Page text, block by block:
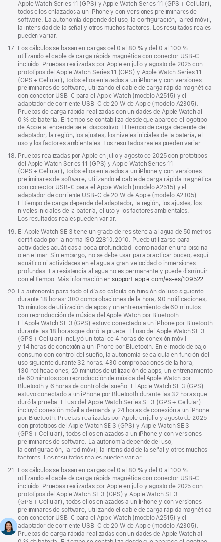
Apple Watch Series 11 (GPS) y Apple Watch Series 11 (GPS + Cellular),
todos ellos enlazados a un iPhone y con versiones preliminares de
software. La autonomía depende del uso, la configuración, la red móvil,
la intensidad de la señal y otros muchos factores. Los resultados reales
pueden variar.
Nota
página
17. Los cálculos se basan en cargas del 0 al 80 % y del 0 al 100 %
utilizando el cable de carga rápida magnética con conector USB‑C
incluido. Pruebas realizadas por Apple en julio y agosto de 2025 con
prototipos del Apple Watch Series 11 (GPS) y Apple Watch Series 11
(GPS + Cellular), todos ellos enlazados a un iPhone y con versiones
preliminares de software, utilizando el cable de carga rápida magnética
con conector USB‑C para el Apple Watch (modelo A2515) y el
adaptador de corriente USB‑C de 20 W de Apple (modelo A2305).
Pruebas de carga rápida realizadas con unidades de Apple Watch al
0 % de batería. El tiempo se contabiliza desde que aparece el logotipo
de Apple al encenderse el dispositivo. El tiempo de carga depende del
adaptador, la región, los ajustes, los niveles iniciales de la batería, el
uso y los factores ambientales. Los resultados reales pueden variar.
Nota
página
18. Pruebas realizadas por Apple en julio y agosto de 2025 con prototipos
del Apple Watch Series 11 (GPS) y Apple Watch Series 11
(GPS + Cellular), todos ellos enlazados a un iPhone y con versiones
preliminares de software, utilizando el cable de carga rápida magnética
con conector USB‑C para el Apple Watch (modelo A2515) y el
adaptador de corriente USB‑C de 20 W de Apple (modelo A2305).
El tiempo de carga depende del adaptador, la región, los ajustes, los
niveles iniciales de la batería, el uso y los factores ambientales.
Los resultados reales pueden variar.
Nota
página
19. El Apple Watch SE 3 tiene un grado de resistencia al agua de 50 metros
certificado por la norma ISO 22810:2010. Puede utilizarse para
actividades acuáticas a poca profundidad, como nadar en una piscina
o en el mar. Sin embargo, no se debe usar para practicar buceo, esquí
acuático ni actividades en el agua a gran velocidad o inmersiones
profundas. La resistencia al agua no es permanente y puede disminuir
con el tiempo. Más información en support.apple.com/es-es/109522
Nota
página
20. La autonomía para todo el día se calcula en función del uso siguiente
durante 18 horas: 300 comprobaciones de la hora, 90 notificaciones,
15 minutos de utilización de apps y un entrenamiento de 60 minutos
con reproducción de música del Apple Watch por Bluetooth.
El Apple Watch SE 3 (GPS) estuvo conectado a un iPhone por Bluetooth
durante las 18 horas que duró la prueba. El uso del Apple Watch SE 3
(GPS + Cellular) incluyó un total de 4 horas de conexión móvil
y 14 horas de conexión a un iPhone por Bluetooth. En el modo de bajo
consumo con control del sueño, la autonomía se calcula en función del
uso siguiente durante 32 horas: 430 comprobaciones de la hora,
130 notificaciones, 20 minutos de utilización de apps, un entrenamiento
de 60 minutos con reproducción de música del Apple Watch por
Bluetooth y 6 horas de control del sueño. El Apple Watch SE 3 (GPS)
estuvo conectado a un iPhone por Bluetooth durante las 32 horas que
duró la prueba. El uso del Apple Watch Series SE 3 (GPS + Cellular)
incluyó conexión móvil a demanda y 24 horas de conexión a un iPhone
por Bluetooth. Pruebas realizadas por Apple en julio y agosto de 2025
con prototipos del Apple Watch SE 3 (GPS) y Apple Watch SE 3
(GPS + Cellular), todos ellos enlazados a un iPhone y con versiones
preliminares de software. La autonomía depende del uso,
la configuración, la red móvil, la intensidad de la señal y otros muchos
factores. Los resultados reales pueden variar.
Nota
página
21. Los cálculos se basan en cargas del 0 al 80 % y del 0 al 100 %
utilizando el cable de carga rápida magnética con conector USB‑C
incluido. Pruebas realizadas por Apple en julio y agosto de 2025 con
prototipos del Apple Watch SE 3 (GPS) y Apple Watch SE 3
(GPS + Cellular), todos ellos enlazados a un iPhone y con versiones
preliminares de software, utilizando el cable de carga rápida magnética
con conector USB‑C para el Apple Watch (modelo A2515) y el
adaptador de corriente USB‑C de 20 W de Apple (modelo A2305).
Pruebas de carga rápida realizadas con unidades de Apple Watch al